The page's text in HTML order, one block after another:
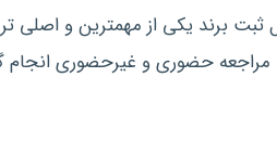
برند یکی از مهمترین و اصلی
حضوری و غیرحضوری